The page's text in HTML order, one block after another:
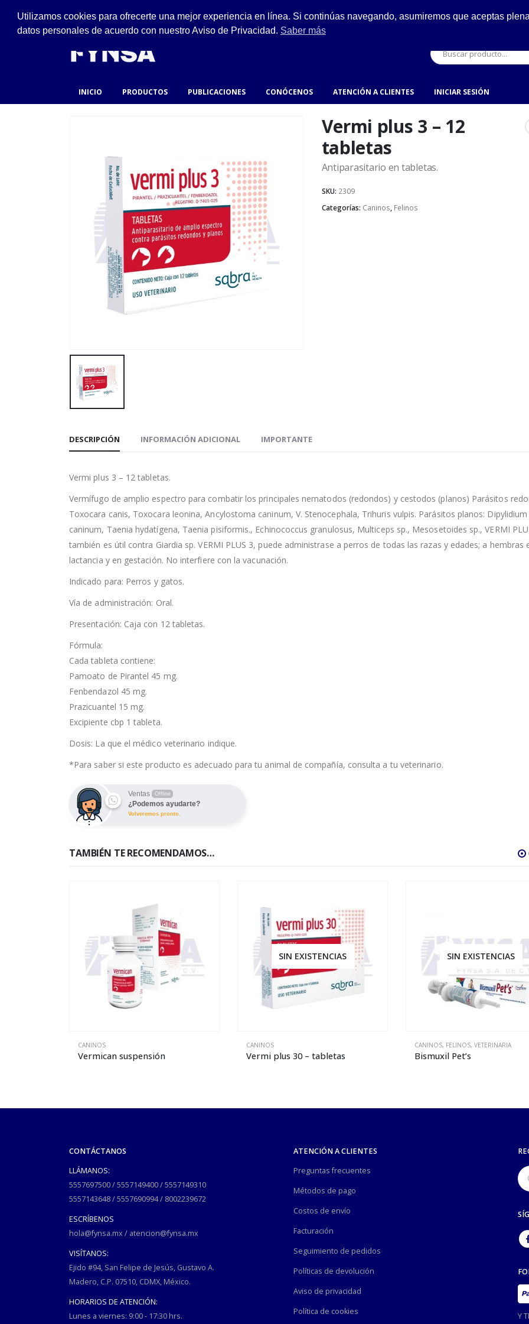
Ejido #94, San Felipe de Jesús, Gustavo A. Madero. hola@fynsa.mx
INICIO PRODUCTOS PUBLICACIONES CONÓCENOS ATENCIÓN A CLIENTES INICIAR SESIÓN
Vermi plus 3 – 12
tabletas
Antiparasitario en tabletas.
SKU: 2309
Categorías: Caninos, Felinos
DESCRIPCIÓN INFORMACIÓN ADICIONAL IMPORTANTE
Vermi plus 3 – 12 tabletas.
Vermífugo de amplio espectro para combatir los principales nematodos (redondos) y cestodos (planos) Parásitos
Toxocara canis, Toxocara leonina, Ancylostoma caninum, V. Stenocephala, Trihuris vulpis. Parásitos planos: Dipylidium
caninum, Taenia hydatígena, Taenia pisiformis., Echinococcus granulosus, Multiceps sp., Mesosetoides sp., VERMI
también es útil contra Giardia sp. VERMI PLUS 3, puede administrase a perros de todas las razas y edades; a hembras
lactancia y en gestación. No interfiere con la vacunación.
Indicado para: Perros y gatos.
Vía de administración: Oral.
Presentación: Caja con 12 tabletas.
Fórmula:
Cada tableta contiene:
Pamoato de Pirantel 45 mg.
Fenbendazol 45 mg.
Prazicuantel 15 mg.
Excipiente cbp 1 tableta.
Dosis: La que el médico veterinario indique.
*Para saber si este producto es adecuado para tu animal de compañía, consulta a tu veterinario.
Ventas Offline
¿Podemos ayudarte?
Volveremos pronto.
TAMBIÉN TE RECOMENDAMOS…
SIN EXISTENCIAS
CANINOS
Vermi plus 30 – tabletas
SIN EXISTENCIAS
CANINOS
Bismuxil Pet’s
CANINOS, FELINOS
Veredcan suspensión
CONTÁCTANOS
LLÁMANOS:
5557697500/5557149400/5557149310
5557143648/5557690994/ 8002239672
ESCRÍBENOS
hola@fynsa.mx / atencion@fynsa.mx
VISÍTANOS:
Ejido #94, San Felipe de Jesús, Gustavo A.
Madero, C.P. 07510, CDMX, México.
HORARIOS DE ATENCIÓN:
Lunes a viernes: 9:00 - 17:30 hrs.
ATENCIÓN A CLIENTES
Preguntas frecuentes
Métodos de pago
Costos de envío
Facturación
Seguimiento de pedidos
Políticas de devolución
Aviso de privacidad
Política de cookies
Y
Utilizamos cookies para ofrecerte una mejor experiencia en línea. Si continúas navegando, asumiremos que aceptas
datos personales de acuerdo con nuestro Aviso de Privacidad. Saber más